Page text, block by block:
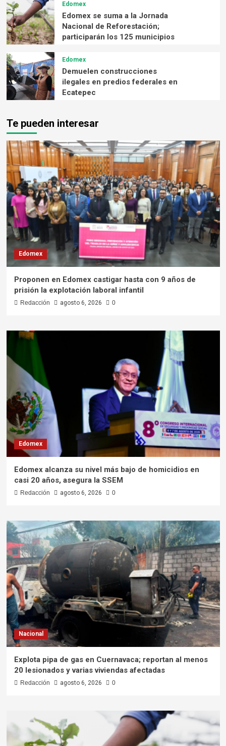
Edomex
Edomex se suma a la Jornada
Nacional de Reforestación;
participarán los 125 municipios
Edomex
Demuelen construcciones
ilegales en predios federales en
Ecatepec
Te pueden interesar
Edomex
Proponen en Edomex castigar hasta con 9 años de
prisión la explotación laboral infantil
Redacción agosto 6, 2026 0
Edomex
Edomex alcanza su nivel más bajo de homicidios en
casi 20 años, asegura la SSEM
Redacción agosto 6, 2026 0
Nacional
Explota pipa de gas en Cuernavaca; reportan al menos
20 lesionados y varias viviendas afectadas
Redacción agosto 6, 2026 0